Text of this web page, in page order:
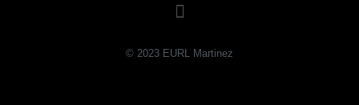
© 2023 EURL Martinez